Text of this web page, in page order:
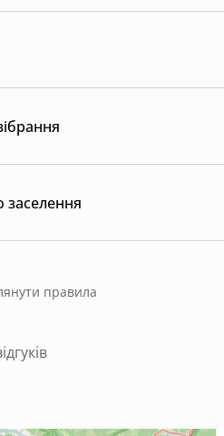
заселення
правила